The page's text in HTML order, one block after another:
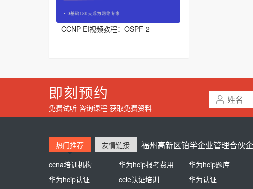
CCNP-EI视频教程：OSPF-2
即刻预约
免费试听-咨询课程-获取免费资料
福州高新区铂学企业管理合伙
热门推荐
ccna培训机构
华为hcip报考费用
华为hcip题库
华为hcip认证
ccie认证培训 华为认证
友情链接
熊猫同学
新东方英语培训
培训学校
江苏自考网
杭州高中辅导 高中一对一